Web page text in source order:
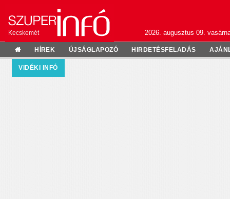
Kecskemét 2026. augusztus 09.
HÍREK ÚJSÁGLAPOZÓ HIRDETÉSFELADÁS
VIDÉKI INFÓ